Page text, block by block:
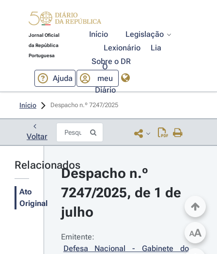
Jornal Oficial
da República
Portuguesa
Início
Legislação
Lexionário
Lia
Sobre o DR
Ajuda
O
meu
Diário
Início Despacho n.º 7247/2025
Voltar
Relacionados
Ato
Original
Despacho n.º
7247/2025, de 1 de
julho
Emitente:
Defesa Nacional - Gabinete do
AA